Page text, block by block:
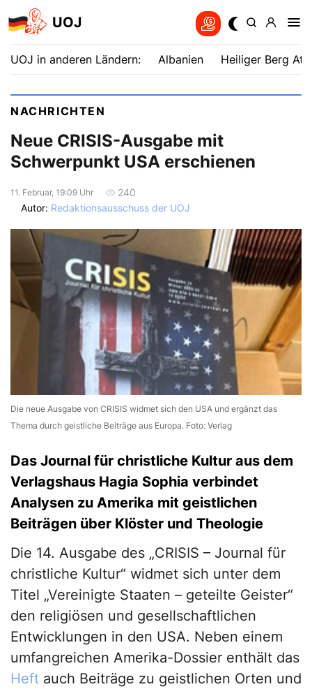
UOJ
UOJ in anderen Ländern: Albanien Heiliger Berg
NACHRICHTEN
Neue CRISIS-Ausgabe mit
Schwerpunkt USA erschienen
11. Februar, 19:09 Uhr
240
Autor: Redaktionsausschuss der UOJ
Die neue Ausgabe von CRISIS widmet sich den USA und ergänzt das
Thema durch geistliche Beiträge aus Europa. Foto: Verlag
Das Journal für christliche Kultur aus dem
Verlagshaus Hagia Sophia verbindet
Analysen zu Amerika mit geistlichen
Beiträgen über Klöster und Theologie
Die 14. Ausgabe des „CRISIS – Journal für
christliche Kultur“ widmet sich unter dem
Titel „Vereinigte Staaten – geteilte Geister“
den religiösen und gesellschaftlichen
Entwicklungen in den USA. Neben einem
umfangreichen Amerika-Dossier enthält das
Heft auch Beiträge zu geistlichen Orten und